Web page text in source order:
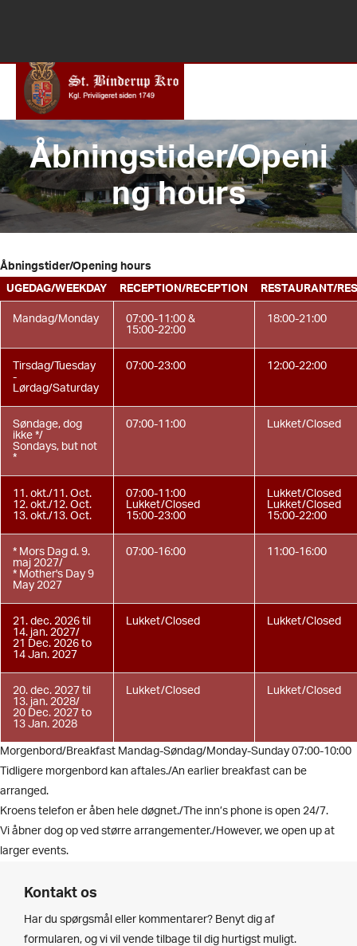
Åbningstider/Openi
ng hours
Åbningstider/Opening hours
UGEDAG/WEEKDAY
RECEPTION/RECEPTION RESTAURANT/
Mandag/Monday
07:00-11:00 &
15:00-22:00
18:00-21:00
Tirsdag/Tuesday
-
Lørdag/Saturday
07:00-23:00 12:00-22:00
Søndage, dog
ikke */
Sondays, but not
*
07:00-11:00 Lukket/Closed
11. okt./11. Oct.
12. okt./12. Oct.
13. okt./13. Oct.
07:00-11:00
Lukket/Closed
15:00-23:00
Lukket/Closed
Lukket/Closed
15:00-22:00
* Mors Dag d. 9.
maj 2027/
* Mother's Day 9
May 2027
07:00-16:00 11:00-16:00
21. dec. 2026 til
14. jan. 2027/
21 Dec. 2026 to
14 Jan. 2027
Lukket/Closed Lukket/Closed
20. dec. 2027 til
13. jan. 2028/
20 Dec. 2027 to
13 Jan. 2028
Lukket/Closed Lukket/Closed
Morgenbord/Breakfast Mandag-Søndag/Monday-Sunday 07:00-10:00
Tidligere morgenbord kan aftales./An earlier breakfast can be
arranged.
Kroens telefon er åben hele døgnet./The inn’s phone is open 24/7.
Vi åbner dog op ved større arrangementer./However, we open up at
larger events.
Kontakt os
Har du spørgsmål eller kommentarer? Benyt dig af
formularen, og vi vil vende tilbage til dig hurtigst muligt.